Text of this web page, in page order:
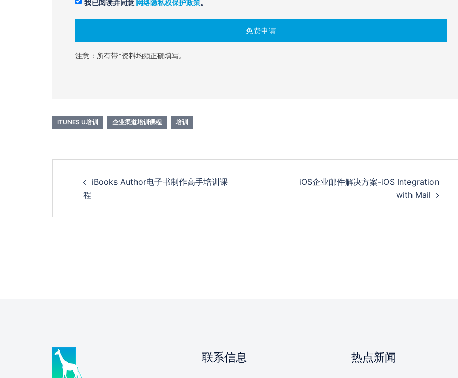
我已阅读并同意 网络隐私权保护政策。
注意：所有带*资料均须正确填写。
ITUNES U培训 企业渠道培训课程 培训
navigation
iBooks Author电子书制作高手培训课
程
iOS企业邮件解决方案-iOS Integration
with Mail
联系信息 热点新闻